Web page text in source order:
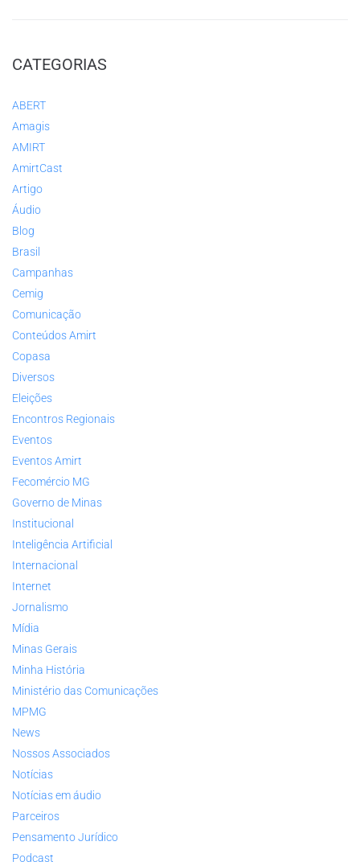
CATEGORIAS
ABERT
Amagis
AMIRT
AmirtCast
Artigo
Áudio
Blog
Brasil
Campanhas
Cemig
Comunicação
Conteúdos Amirt
Copasa
Diversos
Eleições
Encontros Regionais
Eventos
Eventos Amirt
Fecomércio MG
Governo de Minas
Institucional
Inteligência Artificial
Internacional
Internet
Jornalismo
Mídia
Minas Gerais
Minha História
Ministério das Comunicações
MPMG
News
Nossos Associados
Notícias
Notícias em áudio
Parceiros
Pensamento Jurídico
Podcast